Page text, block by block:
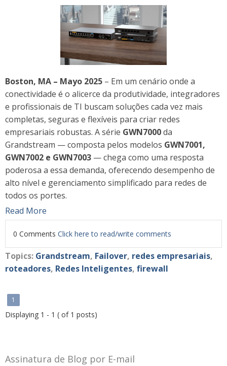
Boston, MA – Mayo 2025 – Em um cenário onde a
conectividade é o alicerce da produtividade, integradores
e profissionais de TI buscam soluções cada vez mais
completas, seguras e flexíveis para criar redes
empresariais robustas. A série GWN7000da
Grandstream — composta pelos modelos GWN7001,
GWN7002 e GWN7003 — chega como uma resposta
poderosa a essa demanda, oferecendo desempenho de
alto nível e gerenciamento simplificado para redes de
todos os portes.
Read More
0 Comments Click here to read/write comments
Topics: Grandstream, Failover, redes empresariais,
roteadores, Redes Inteligentes, firewall
1
Displaying 1 - 1 ( of 1 posts)
Assinatura de Blog por E-mail